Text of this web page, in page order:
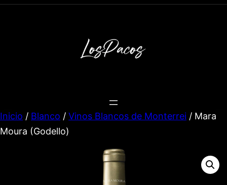
Inicio / Blanco / Vinos Blancos de Monterrei / Mara
Moura (Godello)